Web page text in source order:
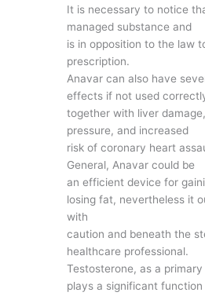
It is necessary to notice
managed substance and
is in opposition to the law
prescription.
Anavar can also have
effects if not used
together with liver
pressure, and increased
risk of coronary heart
General, Anavar could be
an efficient device for
losing fat, nevertheless it
with
caution and beneath the
healthcare professional.
Testosterone, as a
plays a significant function